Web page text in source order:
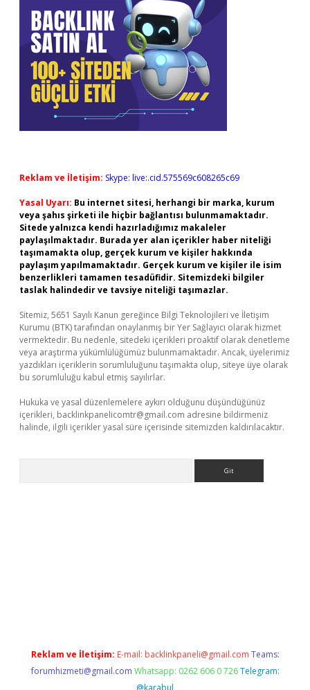
Reklam ve İletişim: Skype: live:.cid.575569c608265c69
Yasal Uyarı: Bu internet sitesi, herhangi bir marka, kurum
veya şahıs şirketi ile hiçbir bağlantısı bulunmamaktadır.
Sitede yalnızca kendi hazırladığımız makaleler
paylaşılmaktadır. Burada yer alan içerikler haber niteliği
taşımamakta olup, gerçek kurum ve kişiler hakkında
paylaşım yapılmamaktadır. Gerçek kurum ve kişiler ile isim
benzerlikleri tamamen tesadüfidir. Sitemizdeki bilgiler
taslak halindedir ve tavsiye niteliği taşımazlar.
Sitemiz, 5651 Sayılı Kanun gereğince Bilgi Teknolojileri ve İletişim
Kurumu (BTK) tarafından onaylanmış bir Yer Sağlayıcı olarak hizmet
vermektedir. Bu nedenle, sitedeki içerikleri proaktif olarak denetleme
veya araştırma yükümlülüğümüz bulunmamaktadır. Ancak, üyelerimiz
yazdıkları içeriklerin sorumluluğunu taşımakta olup, siteye üye olarak
bu sorumluluğu kabul etmiş sayılırlar.
Hukuka ve yasal düzenlemelere aykırı olduğunu düşündüğünüz
içerikleri, backlinkpanelicomtr@gmail.com adresine bildirmeniz
halinde, ilgili içerikler yasal süre içerisinde sitemizden kaldırılacaktır.
Reklam ve İletişim: E-mail: backlinkpaneli@gmail.com Teams:
forumhizmeti@gmail.com Whatsapp: 0262 606 0 726 Telegram:
@karabul